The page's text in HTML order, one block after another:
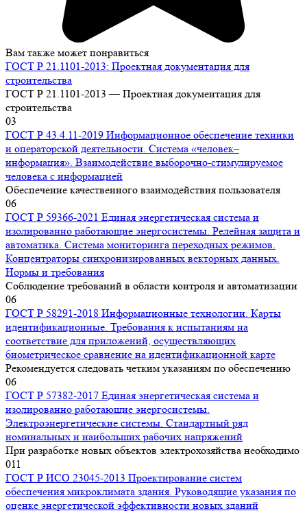
Вам также может понравиться
ГОСТ Р 21.1101-2013: Проектная документация для
строительства
ГОСТ Р 21.1101-2013 — Проектная документация для
строительства
03
ГОСТ Р 43.4.11-2019 Информационное обеспечение техники
и операторской деятельности. Система «человек–
информация». Взаимодействие выборочно-стимулируемое
человека с информацией
Обеспечение качественного взаимодействия пользователя
06
ГОСТ Р 59366-2021 Единая энергетическая система и
изолированно работающие энергосистемы. Релейная защита и
автоматика. Система мониторинга переходных режимов.
Концентраторы синхронизированных векторных данных.
Нормы и требования
Соблюдение требований в области контроля и автоматизации
06
ГОСТ Р 58291-2018 Информационные технологии. Карты
идентификационные. Требования к испытаниям на
соответствие для приложений, осуществляющих
биометрическое сравнение на идентификационной карте
Рекомендуется следовать четким указаниям по обеспечению
06
ГОСТ Р 57382-2017 Единая энергетическая система и
изолированно работающие энергосистемы.
Электроэнергетические системы. Стандартный ряд
номинальных и наибольших рабочих напряжений
При разработке новых объектов электрохозяйства необходимо
011
ГОСТ Р ИСО 23045-2013 Проектирование систем
обеспечения микроклимата здания. Руководящие указания по
оценке энергетической эффективности новых зданий